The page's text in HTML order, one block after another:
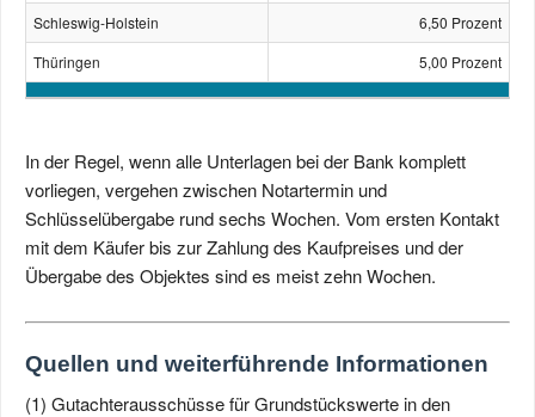
Schleswig-Holstein
6,50 Prozent
Thüringen
5,00 Prozent
In der Regel, wenn alle Unterlagen bei der Bank komplett
vorliegen, vergehen zwischen Notartermin und
Schlüsselübergabe rund sechs Wochen. Vom ersten Kontakt
mit dem Käufer bis zur Zahlung des Kaufpreises und der
Übergabe des Objektes sind es meist zehn Wochen.
Quellen und weiterführende Informationen
(1) Gutachterausschüsse für Grundstückswerte in den